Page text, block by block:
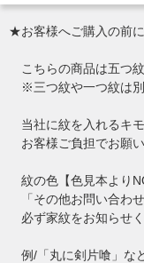
★お客様へご購入の前
こちらの商品は五つ紋
※三つ紋や一つ紋は別
当社に紋を入れるキ
お客様ご負担でお願い
紋の色【色見本より
「その他お問い合わ
必ず家紋をお知らせく
例/「丸に剣片喰」な